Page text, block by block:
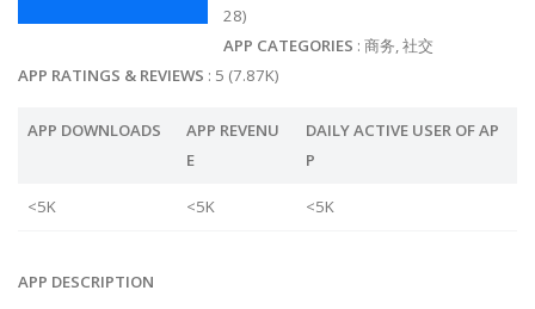
28)
APP CATEGORIES : 商务, 社交
APP RATINGS & REVIEWS : 5 (7.87K)
APP DOWNLOADS
APP REVENU
E
DAILY ACTIVE USER OF AP
P
<5K <5K <5K
APP DESCRIPTION